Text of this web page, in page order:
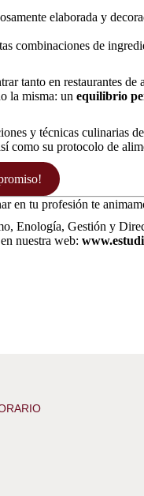
elaborada y
combinaciones de
tanto en restaurantes de
la misma: un equilibrio
y técnicas culinarias
como su protocolo de
en tu profesión te
Enología, Gestión y
nuestra web: